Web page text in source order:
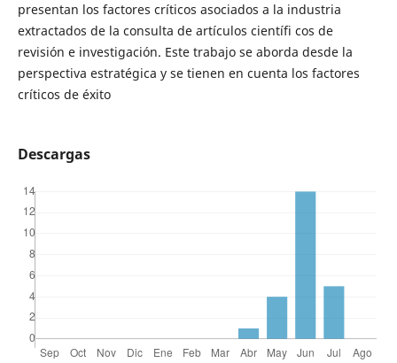
presentan los factores críticos asociados a la industria
extractados de la consulta de artículos científi cos de
revisión e investigación. Este trabajo se aborda desde la
perspectiva estratégica y se tienen en cuenta los factores
críticos de éxito
Descargas